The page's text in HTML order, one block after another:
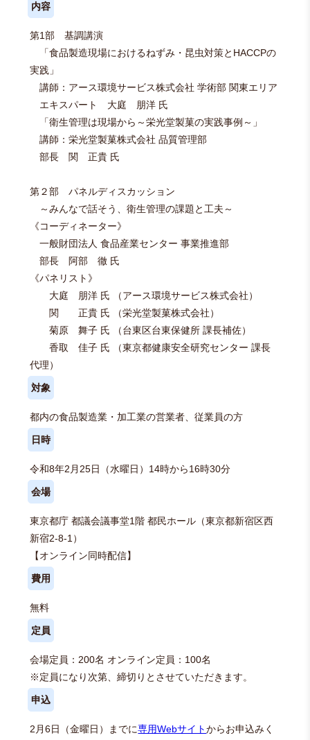
内容
第1部 基調講演
「食品製造現場におけるねずみ・昆虫対策とHACCPの
実践」
講師：アース環境サービス株式会社 学術部 関東エリア
エキスパート 大庭 朋洋 氏
「衛生管理は現場から～栄光堂製菓の実践事例～」
講師：栄光堂製菓株式会社 品質管理部
部長 関 正貴 氏
第２部 パネルディスカッション
～みんなで話そう、衛生管理の課題と工夫～
《コーディネーター》
一般財団法人 食品産業センター 事業推進部
部長 阿部 徹 氏
《パネリスト》
大庭 朋洋 氏 （アース環境サービス株式会社）
関 正貴 氏 （栄光堂製菓株式会社）
菊原 舞子 氏 （台東区台東保健所 課長補佐）
香取 佳子 氏 （東京都健康安全研究センター 課長
代理）
対象
都内の食品製造業・加工業の営業者、従業員の方
日時
令和8年2月25日（水曜日）14時から16時30分
会場
東京都庁 都議会議事堂1階 都民ホール（東京都新宿区西
新宿2-8-1）
【オンライン同時配信】
費用
無料
定員
会場定員：200名 オンライン定員：100名
※定員になり次第、締切りとさせていただきます。
申込
2月6日（金曜日）までに専用Webサイトからお申込みく